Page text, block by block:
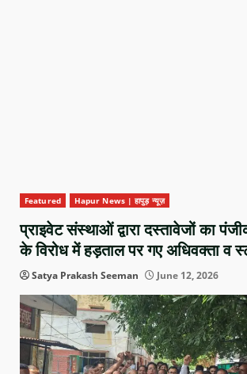
Featured Hapur News | हापुड़ न्यूज़
प्राइवेट संस्थाओं द्वारा दस्तावेजों का
के विरोध में हड़ताल पर गए अधिवक्ता व
Satya Prakash Seeman June 12, 2026